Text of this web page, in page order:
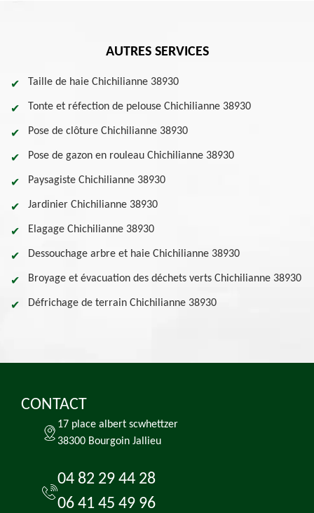
AUTRES SERVICES
Taille de haie Chichilianne 38930
Tonte et réfection de pelouse Chichilianne 38930
Pose de clôture Chichilianne 38930
Pose de gazon en rouleau Chichilianne 38930
Paysagiste Chichilianne 38930
Jardinier Chichilianne 38930
Elagage Chichilianne 38930
Dessouchage arbre et haie Chichilianne 38930
Broyage et évacuation des déchets verts Chichilianne 38930
Défrichage de terrain Chichilianne 38930
CONTACT
17 place albert scwhettzer
38300 Bourgoin Jallieu
04 82 29 44 28
06 41 45 49 96